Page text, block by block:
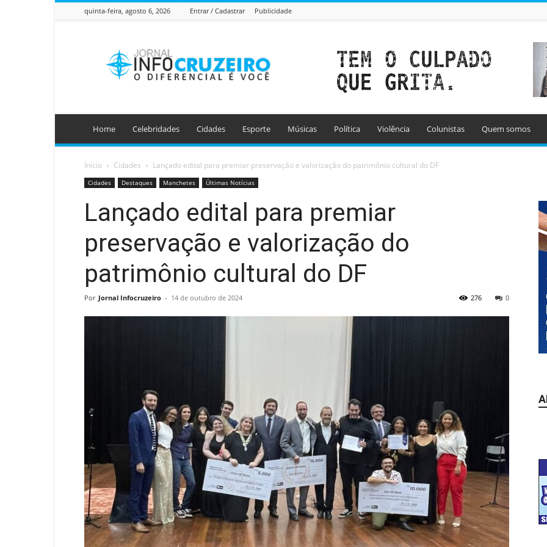
quinta-feira, agosto 6, 2026 Entrar / Cadastrar Publicidade
Info
Cruzeiro
Home Celebridades Cidades Esporte Músicas Política Violência Colunistas Quem somos
Início Cidades Lançado edital para premiar preservação e valorização do patrimônio cultural do DF
Cidades Destaques Manchetes Últimas Notícias
Lançado edital para premiar
preservação e valorização do
patrimônio cultural do DF
Por Jornal Infocruzeiro - 14 de outubro de 2024 0
276